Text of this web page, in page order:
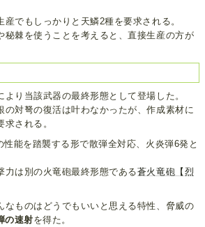
産でもしっかりと天鱗2種を要求される。
秘棘を使うことを考えると、直接生産の方が
より当該武器の最終形態として登場した。
の対弩の復活は叶わなかったが、作成素材に
される。
性能を踏襲する形で散弾全対応、火炎弾6発と
力は別の火竜砲最終形態である蒼火竜砲【烈
ものはどうでもいいと思える特性、脅威の
の速射を得た。